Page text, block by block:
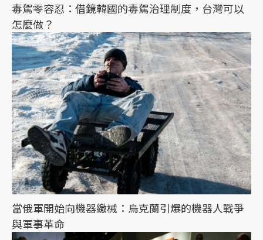
毒駕零容忍：借鏡韓國的毒駕治理制度，台灣可以
怎麼做？
當俄軍開始向機器繳械：烏克蘭引爆的機器人戰爭
與軍事革命